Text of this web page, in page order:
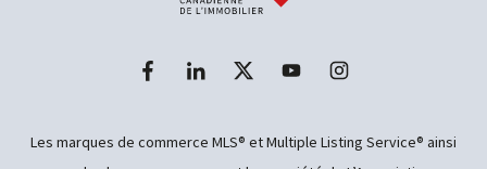
Les marques de commerce MLS® et Multiple Listing Service® ainsi